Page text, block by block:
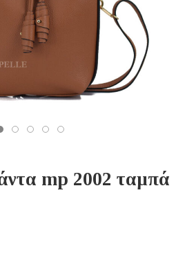
mp 2002 ταμπά